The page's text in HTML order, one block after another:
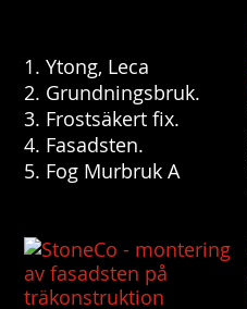
1. Ytong, Leca
2. Grundningsbruk.
3. Frostsäkert fix.
4. Fasadsten.
5. Fog Murbruk A